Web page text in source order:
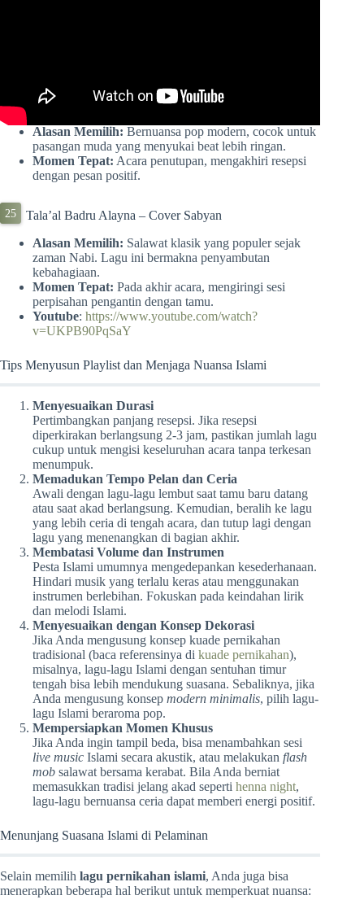
Alasan Memilih: Bernuansa pop modern, cocok untuk
pasangan muda yang menyukai beat lebih ringan.
Momen Tepat: Acara penutupan, mengakhiri resepsi
dengan pesan positif.
Tala’al Badru Alayna – Cover Sabyan
Alasan Memilih: Salawat klasik yang populer sejak
zaman Nabi. Lagu ini bermakna penyambutan
kebahagiaan.
Momen Tepat: Pada akhir acara, mengiringi sesi
perpisahan pengantin dengan tamu.
Youtube: https://www.youtube.com/watch?
v=UKPB90PqSaY
Tips Menyusun Playlist dan Menjaga Nuansa Islami
Menyesuaikan Durasi
Pertimbangkan panjang resepsi. Jika resepsi
diperkirakan berlangsung 2-3 jam, pastikan jumlah lagu
cukup untuk mengisi keseluruhan acara tanpa terkesan
menumpuk.
Memadukan Tempo Pelan dan Ceria
Awali dengan lagu-lagu lembut saat tamu baru datang
atau saat akad berlangsung. Kemudian, beralih ke lagu
yang lebih ceria di tengah acara, dan tutup lagi dengan
lagu yang menenangkan di bagian akhir.
Membatasi Volume dan Instrumen
Pesta Islami umumnya mengedepankan kesederhanaan.
Hindari musik yang terlalu keras atau menggunakan
instrumen berlebihan. Fokuskan pada keindahan lirik
dan melodi Islami.
Menyesuaikan dengan Konsep Dekorasi
Jika Anda mengusung konsep kuade pernikahan
tradisional (baca referensinya di kuade pernikahan),
misalnya, lagu-lagu Islami dengan sentuhan timur
tengah bisa lebih mendukung suasana. Sebaliknya, jika
Anda mengusung konsep modern minimalis, pilih lagu-
lagu Islami beraroma pop.
Mempersiapkan Momen Khusus
Jika Anda ingin tampil beda, bisa menambahkan sesi
live music Islami secara akustik, atau melakukan flash
mob salawat bersama kerabat. Bila Anda berniat
memasukkan tradisi jelang akad seperti henna night,
lagu-lagu bernuansa ceria dapat memberi energi positif.
Menunjang Suasana Islami di Pelaminan
Selain memilih lagu pernikahan islami, Anda juga bisa
menerapkan beberapa hal berikut untuk memperkuat nuansa: